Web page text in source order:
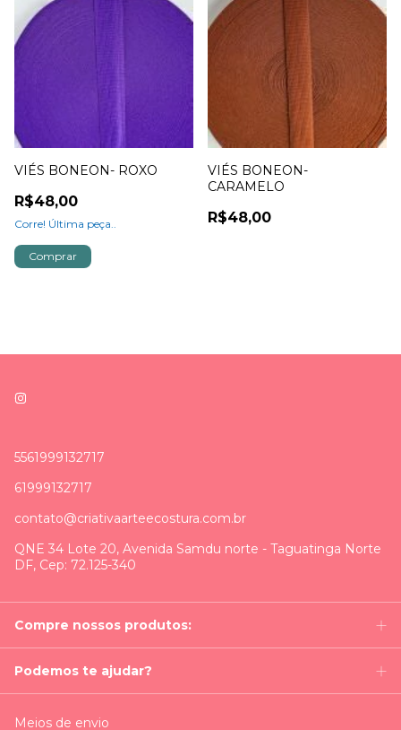
VIÉS BONEON- ROXO
R$48,00
Corre! Última peça..
Comprar
VIÉS BONEON-
CARAMELO
R$48,00
5561999132717
61999132717
contato@criativaarteecostura.com.br
QNE 34 Lote 20, Avenida Samdu norte - Taguatinga Norte
DF, Cep: 72.125-340
Compre nossos produtos:
Podemos te ajudar?
Meios de envio